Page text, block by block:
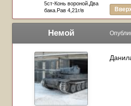
5ст-Конь вороной.Два
бака.Рав 4,21г/в
Немой